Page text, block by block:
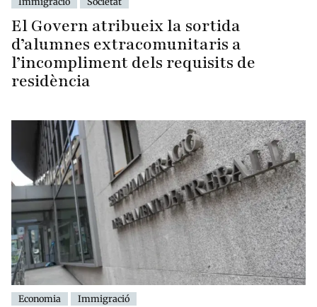
El Govern atribueix la sortida
d’alumnes extracomunitaris a
l’incompliment dels requisits de
residència
Economia Immigració